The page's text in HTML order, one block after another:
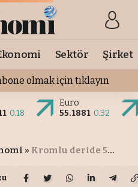
Sektör Şirket
olmak için tıklayın
0.18
Euro
55.1881 0.32
» Kromlu deride 500 dolarlık fon kavgası